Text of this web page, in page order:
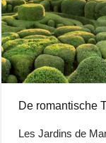
De romantische
Les Jardins de